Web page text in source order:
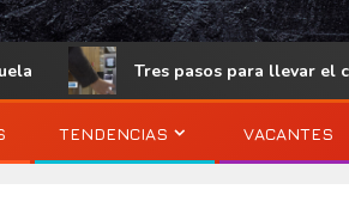
Tres pasos para llevar el
TENDENCIAS VACANTES